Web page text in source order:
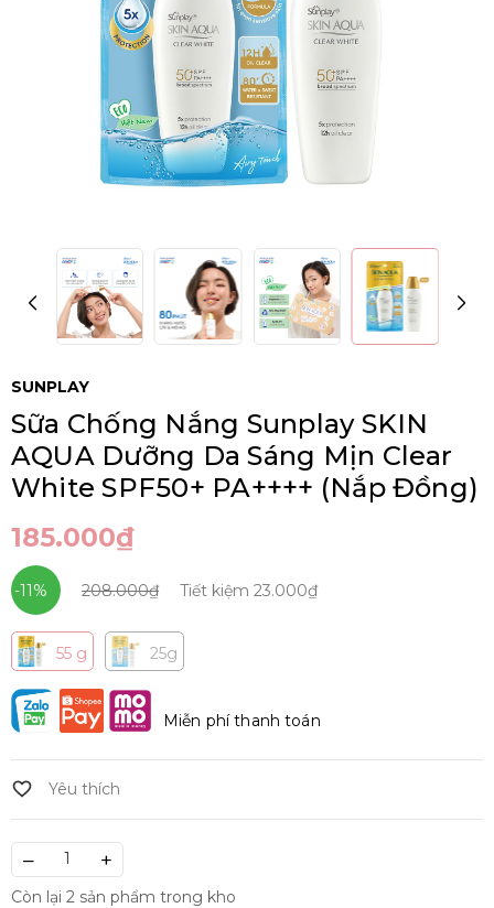
SUNPLAY
Sữa Chống Nắng Sunplay SKIN
AQUA Dưỡng Da Sáng Mịn Clear
White SPF50+ PA++++ (Nắp Đồng)
185.000₫
-11% 208.000₫ Tiết kiệm 23.000₫
55 g 25g
Miễn phí thanh toán
– +
Còn lại 2 sản phẩm trong kho